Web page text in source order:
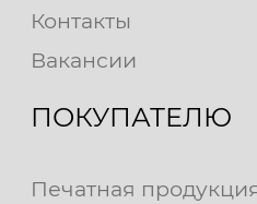
Контакты
Вакансии
ПОКУПАТЕЛЮ
Печатная